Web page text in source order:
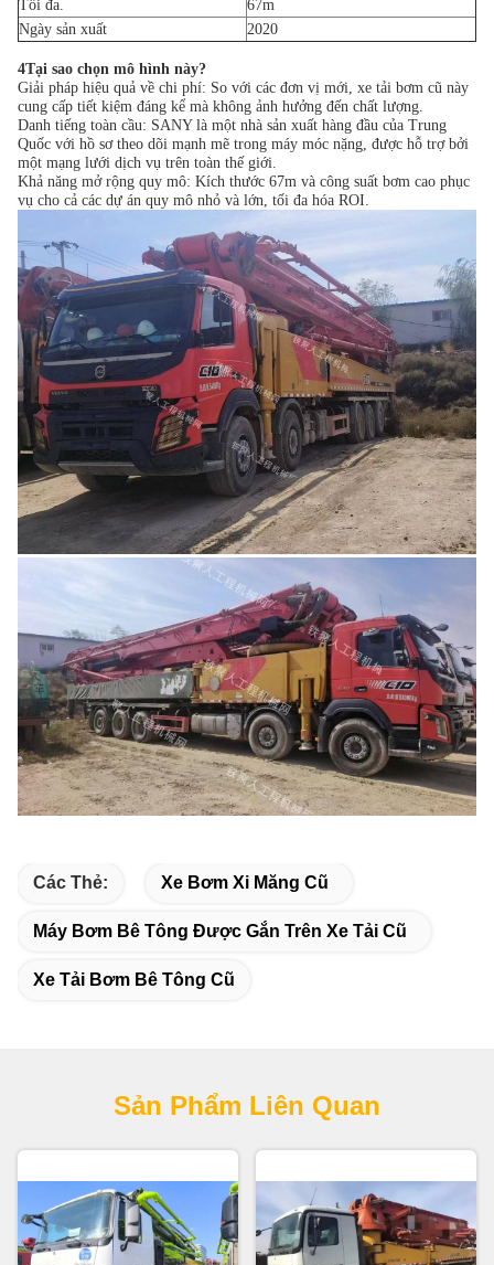
Tối đa.
67m
Ngày sản xuất
2020
4Tại sao chọn mô hình này?
Giải pháp hiệu quả về chi phí: So với các đơn vị mới, xe tải bơm cũ này
cung cấp tiết kiệm đáng kể mà không ảnh hưởng đến chất lượng.
Danh tiếng toàn cầu: SANY là một nhà sản xuất hàng đầu của Trung
Quốc với hồ sơ theo dõi mạnh mẽ trong máy móc nặng, được hỗ trợ bởi
một mạng lưới dịch vụ trên toàn thế giới.
Khả năng mở rộng quy mô: Kích thước 67m và công suất bơm cao phục
vụ cho cả các dự án quy mô nhỏ và lớn, tối đa hóa ROI.
Các Thẻ: Xe Bơm Xi Măng Cũ
Máy Bơm Bê Tông Được Gắn Trên Xe Tải Cũ
Xe Tải Bơm Bê Tông Cũ
Sản Phẩm Liên Quan